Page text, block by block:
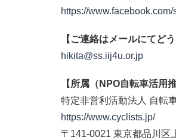
https://
【ご連絡はメールにてど
hikita@ss.iij4u.or.jp
【所属（NPO自転車活用
特定非営利活動法人 自転
https://www.cyclists.jp/
〒141-0021 東京都品川